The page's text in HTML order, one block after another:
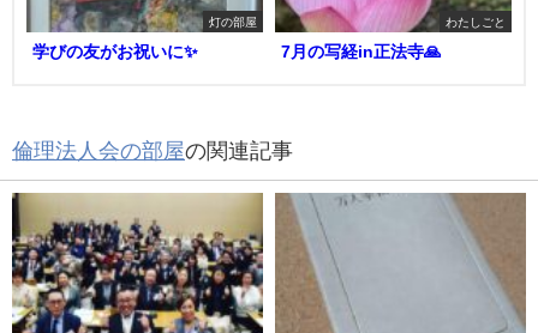
灯の部屋
学びの友がお祝いに✨
わたしごと
7月の写経in正法寺🙏
倫理法人会の部屋の関連記事